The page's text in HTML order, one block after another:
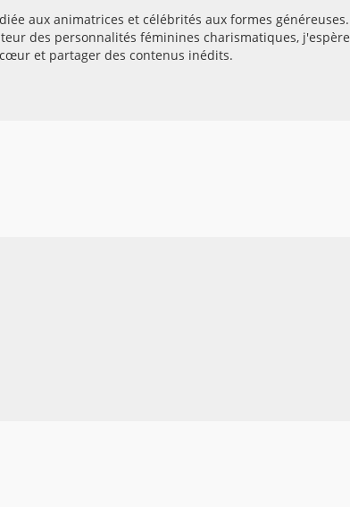
aux animatrices et célébrités aux formes généreuses.
des personnalités féminines charismatiques, j'espère
et partager des contenus inédits.